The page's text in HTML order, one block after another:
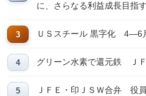
に、さらなる利益成長目指す
ＵＳスチール 黒字化 4―6
グリーン水素で還元鉄 Ｊ
ＪＦＥ・印ＪＳＷ合弁 役